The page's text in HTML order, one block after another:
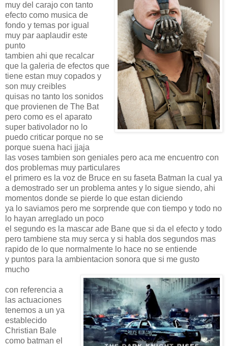
muy del carajo con tanto
efecto como musica de
fondo y temas por igual
muy par aaplaudir este
punto
tambien ahi que recalcar
que la galeria de efectos que
tiene estan muy copados y
son muy creibles
quisas no tanto los sonidos
que provienen de The Bat
pero como es el aparato
super bativolador no lo
puedo criticar porque no se
porque suena haci jjaja
las voses tambien son geniales pero aca me encuentro con
dos problemas muy particulares
el primero es la voz de Bruce en su faseta Batman la cual ya
a demostrado ser un problema antes y lo sigue siendo, ahi
momentos donde se pierde lo que estan diciendo
ya lo saviamos pero me sorprende que con tiempo y todo no
lo hayan arreglado un poco
el segundo es la mascar ade Bane que si da el efecto y todo
pero tambiene sta muy serca y si habla dos segundos mas
rapido de lo que normalmente lo hace no se entiende
y puntos para la ambientacion sonora que si me gusto
mucho
con referencia a
las actuaciones
tenemos a un ya
establecido
Christian Bale
como batman el